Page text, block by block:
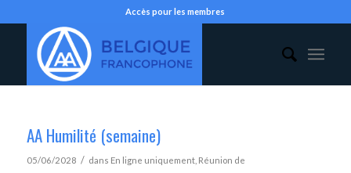
Accès pour les membres
AA Humilité (semaine)
05/06/2028 / dans En ligne uniquement, Réunion de